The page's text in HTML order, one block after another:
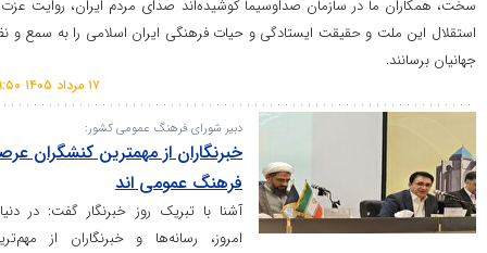
در سازمان صداوسیما کوشیده‌اند صدای مردم ایران، روایت عزت و
و حقیقت ایستادگی و حیات فرهنگی ایران اسلامی را به سمع و نظر
دبیر شورای فرهنگ عمومی کشور:
خبرنگاران از مهمترین کنشگران عرصه
فرهنگ عمومی اند
آشنا با تبریک روز خبرنگار گفت: در دنیای
امروز، رسانه‌ها و خبرنگاران از مهم‌ترین